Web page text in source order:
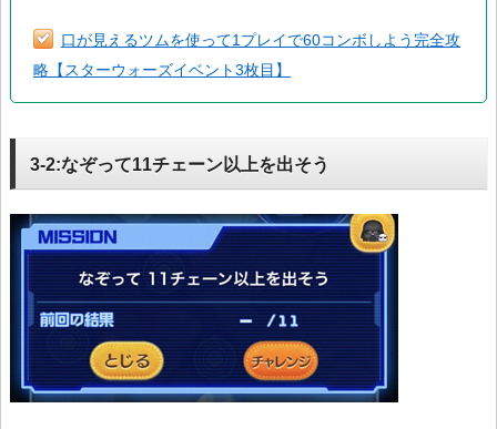
口が見えるツムを使って1プレイで60コンボしよう完全攻
略【スターウォーズイベント3枚目】
3-2:なぞって11チェーン以上を出そう